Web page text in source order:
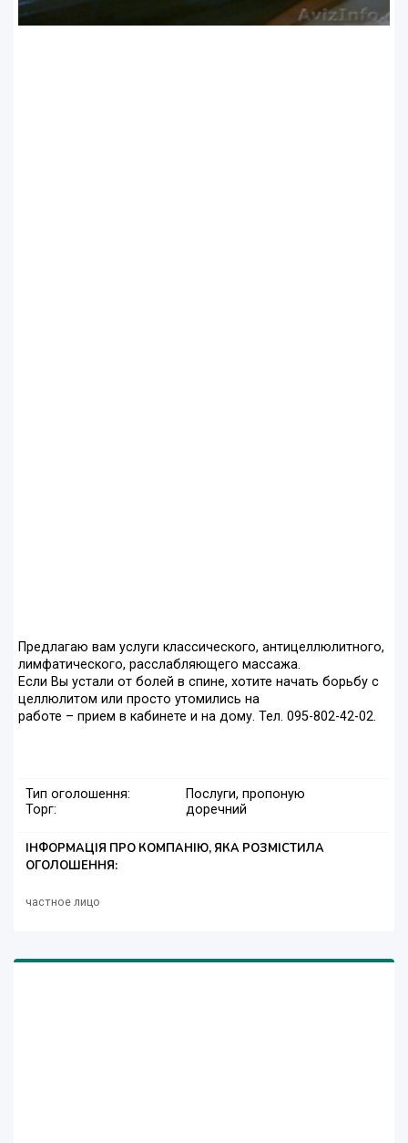
Предлагаю вам услуги классического, антицеллюлитного,
лимфатического, расслабляющего массажа.
Если Вы устали от болей в спине, хотите начать борьбу с
целлюлитом или просто утомились на
работе – прием в кабинете и на дому. Тел. 095-802-42-02.
Тип оголошення:
Послуги, пропоную
Торг:
доречний
ІНФОРМАЦІЯ ПРО КОМПАНІЮ, ЯКА РОЗМІСТИЛА
ОГОЛОШЕННЯ:
частное лицо